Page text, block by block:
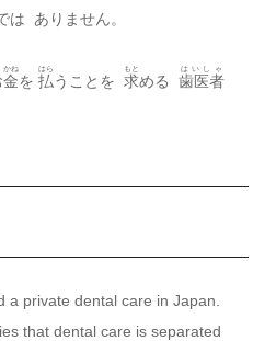
は ありません。
金
かね
を 払
はら
うことを 求
もと
める 歯医者
はいしゃ
a private dental care in Japan.
that dental care is separated